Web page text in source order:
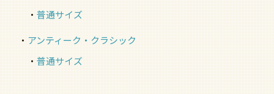
普通サイズ
アンティーク・クラシック
普通サイズ